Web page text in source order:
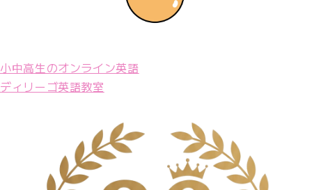
小中高生のオンライン英語
ディリーゴ英語教室